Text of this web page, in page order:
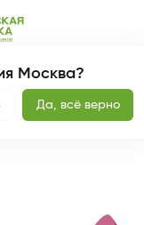
Москва?
Да, всё верно
Декоративная косметика